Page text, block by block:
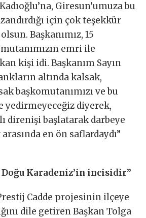
Giresun’umuza bu
için çok teşekkür
Başkanımız, 15
emri ile
kişi idi. Başkanım Sayın
altında kalsak,
başkomutanımızı ve bu
yedirmeyeceğiz diyerek,
direnişi başlatarak darbeye
en ön saflardaydı”
Doğu Karadeniz’in incisidir”
Cadde projesinin ilçeye
dile getiren Başkan Tolga